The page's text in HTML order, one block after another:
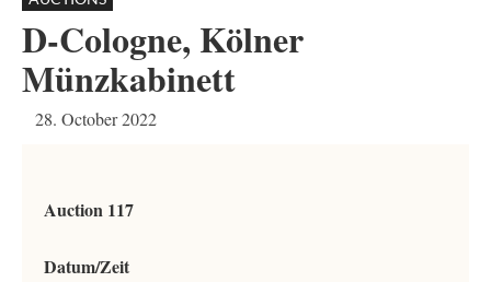
D-Cologne, Kölner
Münzkabinett
28. October 2022
Auction 117
Datum/Zeit